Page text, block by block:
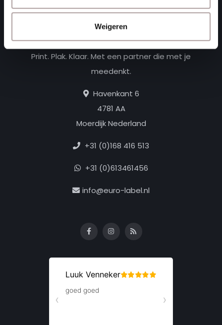
Weigeren
Print. Plak. Klaar. Met een partner die met je
meedenkt.
Havenkant 6
4781 AA
Moerdijk Nederland
+31 (0)168 416 513
+31 (0)613461456
info@euro-label.nl